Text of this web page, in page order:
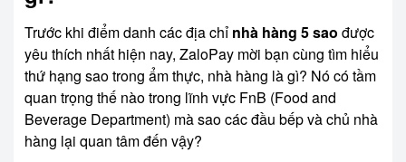
Trước khi điểm danh các địa chỉ nhà hàng 5 sao được
yêu thích nhất hiện nay, ZaloPay mời bạn cùng tìm hiểu
thứ hạng sao trong ẩm thực, nhà hàng là gì? Nó có tầm
quan trọng thế nào trong lĩnh vực FnB (Food and
Beverage Department) mà sao các đầu bếp và chủ nhà
hàng lại quan tâm đến vậy?